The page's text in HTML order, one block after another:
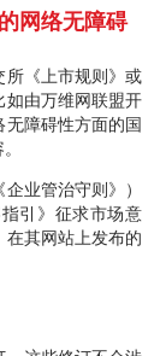
网络无障碍
所《上市规则》或
如由万维网联盟开
障碍性方面的国
业管治守则》）
引》征求市场意
在其网站上发布的